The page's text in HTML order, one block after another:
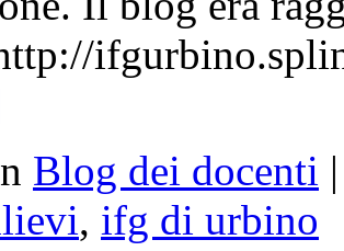
Blog dei docenti
, ifg di urbino